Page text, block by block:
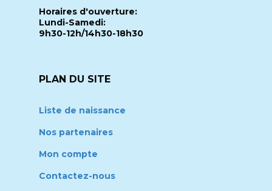
Horaires d'ouverture:
Lundi-Samedi:
9h30-12h/14h30-18h30
PLAN DU SITE
Liste de naissance
Nos partenaires
Mon compte
Contactez-nous